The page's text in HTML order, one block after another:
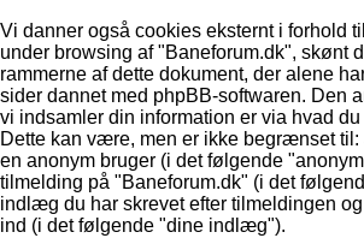
Vi danner også cookies eksternt i forhold
under browsing af "Baneforum.dk", skønt
rammerne af dette dokument, der alene
sider dannet med phpBB-softwaren. Den
vi indsamler din information er via hvad
Dette kan være, men er ikke begrænset
en anonym bruger (i det følgende
tilmelding på "Baneforum.dk" (i det
indlæg du har skrevet efter tilmeldingen
ind (i det følgende "dine indlæg").